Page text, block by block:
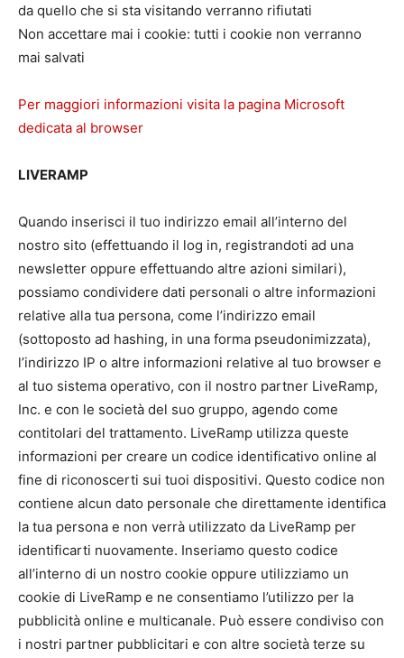
da quello che si sta visitando verranno rifiutati
Non accettare mai i cookie: tutti i cookie non verranno
mai salvati
Per maggiori informazioni visita la pagina Microsoft
dedicata al browser
LIVERAMP
Quando inserisci il tuo indirizzo email all’interno del
nostro sito (effettuando il log in, registrandoti ad una
newsletter oppure effettuando altre azioni similari),
possiamo condividere dati personali o altre informazioni
relative alla tua persona, come l’indirizzo email
(sottoposto ad hashing, in una forma pseudonimizzata),
l’indirizzo IP o altre informazioni relative al tuo browser e
al tuo sistema operativo, con il nostro partner LiveRamp,
Inc. e con le società del suo gruppo, agendo come
contitolari del trattamento. LiveRamp utilizza queste
informazioni per creare un codice identificativo online al
fine di riconoscerti sui tuoi dispositivi. Questo codice non
contiene alcun dato personale che direttamente identifica
la tua persona e non verrà utilizzato da LiveRamp per
identificarti nuovamente. Inseriamo questo codice
all’interno di un nostro cookie oppure utilizziamo un
cookie di LiveRamp e ne consentiamo l’utilizzo per la
pubblicità online e multicanale. Può essere condiviso con
i nostri partner pubblicitari e con altre società terze su